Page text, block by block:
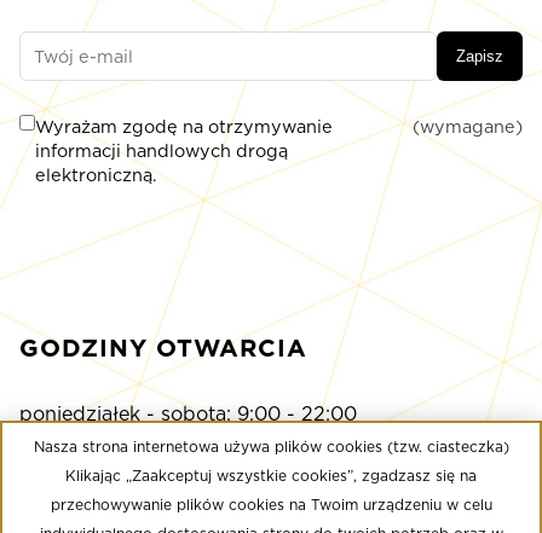
Zapisz
Wyrażam zgodę na otrzymywanie
informacji handlowych drogą
elektroniczną.
(wymagane)
GODZINY OTWARCIA
poniedziałek - sobota: 9:00 - 22:00
niedziela: 9:00 - 21:00
Nasza strona internetowa używa plików cookies (tzw. ciasteczka)
Klikając „Zaakceptuj wszystkie cookies”, zgadzasz się na
przechowywanie plików cookies na Twoim urządzeniu w celu